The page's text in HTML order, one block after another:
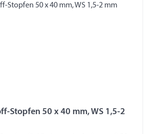
Stopfen 50 x 40 mm, WS 1,5-2